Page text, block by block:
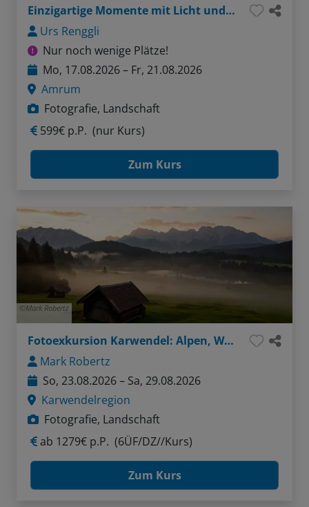
Einzigartige Momente mit Licht und Kamera
Urs Renggli
Nur noch wenige Plätze!
Mo, 17.08.2026 – Fr, 21.08.2026
Amrum
Fotografie, Landschaft
599€ p.P. (nur Kurs)
Zum Kurs
Mark Robertz
Fotoexkursion Karwendel: Alpen, Wasser, Felsen
Mark Robertz
So, 23.08.2026 – Sa, 29.08.2026
Karwendelregion
Fotografie, Landschaft
ab 1279€ p.P. (6ÜF/DZ//Kurs)
Zum Kurs